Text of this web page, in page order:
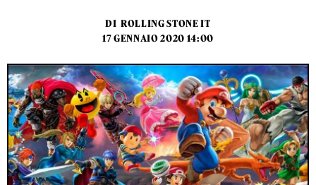
DI ROLLING STONE IT
17 GENNAIO 2020 14:00